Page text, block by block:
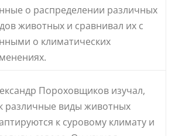
о распределении различных
животных и сравнивал их с
о климатических
Пороховщиков изучал,
различные виды животных
к суровому климату и